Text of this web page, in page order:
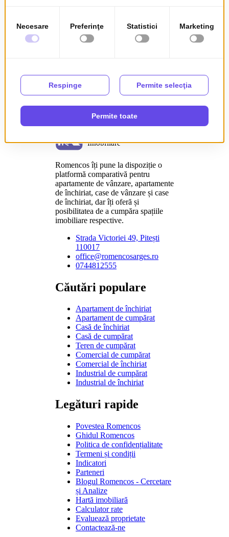
completă de:
●Case de vânzare
comision,oferte cuplată în rate fără dobândăsauterenuri
în zone în dezvoltare.
Romencos îți pune la dispoziție o
platformă comparativă pentru
apartamente de vânzare, apartamente
de închiriat, case de vânzare și case
de închiriat, dar îți oferă și
posibilitatea de a cumpăra spațiile
imobiliare respective.
Strada Victoriei 49, Pitești
110017
office@romencosarges.ro
0744812555
Căutări populare
Apartament de închiriat
Apartament de cumpărat
Casă de închiriat
Casă de cumpărat
Teren de cumpărat
Comercial de cumpărat
Comercial de închiriat
Industrial de cumpărat
Industrial de închiriat
Legături rapide
Povestea Romencos
Ghidul Romencos
Politica de confidențialitate
Termeni și condiții
Indicatori
Parteneri
Blogul Romencos - Cercetare
și Analize
Hartă imobiliară
Calculator rate
Evaluează proprietate
Contactează-ne